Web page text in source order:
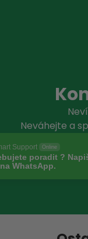
Neváhejte a
Support Online
poradit ?
WhatsApp.